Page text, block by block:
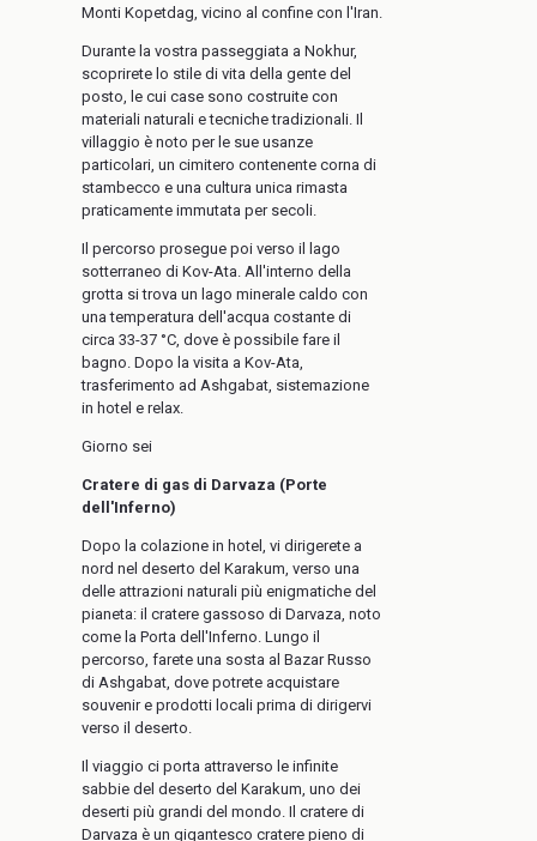
Monti Kopetdag, vicino al confine con l'Iran.
Durante la vostra passeggiata a Nokhur,
scoprirete lo stile di vita della gente del
posto, le cui case sono costruite con
materiali naturali e tecniche tradizionali. Il
villaggio è noto per le sue usanze
particolari, un cimitero contenente corna di
stambecco e una cultura unica rimasta
praticamente immutata per secoli.
Il percorso prosegue poi verso il lago
sotterraneo di Kov-Ata. All'interno della
grotta si trova un lago minerale caldo con
una temperatura dell'acqua costante di
circa 33-37 °C, dove è possibile fare il
bagno. Dopo la visita a Kov-Ata,
trasferimento ad Ashgabat, sistemazione
in hotel e relax.
Giorno sei
Cratere di gas di Darvaza (Porte
dell'Inferno)
Dopo la colazione in hotel, vi dirigerete a
nord nel deserto del Karakum, verso una
delle attrazioni naturali più enigmatiche del
pianeta: il cratere gassoso di Darvaza, noto
come la Porta dell'Inferno. Lungo il
percorso, farete una sosta al Bazar Russo
di Ashgabat, dove potrete acquistare
souvenir e prodotti locali prima di dirigervi
verso il deserto.
Il viaggio ci porta attraverso le infinite
sabbie del deserto del Karakum, uno dei
deserti più grandi del mondo. Il cratere di
Darvaza è un gigantesco cratere pieno di